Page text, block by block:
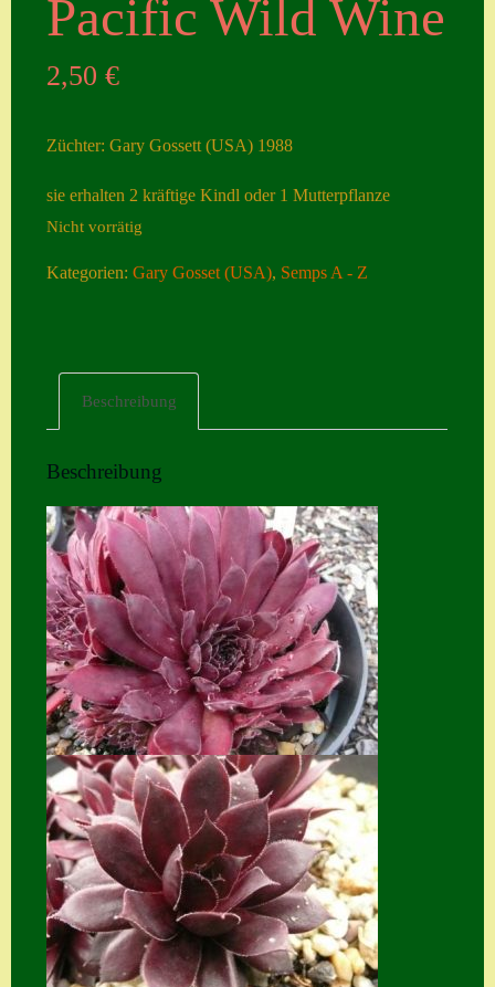
Seiten
ngen
Neuheiten
Home
Hostas
Impressum
Kasse
Kontakt
Mein Konto
Naturformen
S. x nixonii
Semps die ich
suche
Semps von A – Z
Shop
Pacific Wild Wine
2,50€
Züchter: Gary Gossett (USA) 1988
sie erhalten 2 kräftige Kindl oder 1 Mutterpflanze
Nicht vorrätig
Kategorien:Gary Gosset (USA), Semps A - Z
Beschreibung
Beschreibung